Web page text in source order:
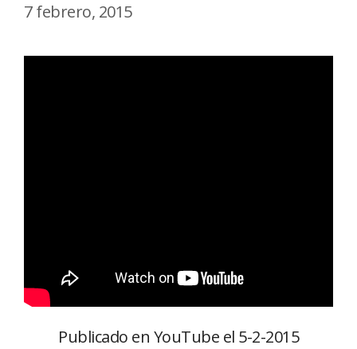
7 febrero, 2015
Publicado en YouTube el 5-2-2015